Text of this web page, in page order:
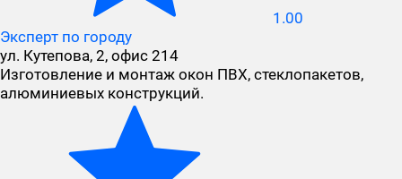
1.00
Эксперт по городу
ул. Кутепова, 2, офис 214
Изготовление и монтаж окон ПВХ, стеклопакетов,
алюминиевых конструкций.